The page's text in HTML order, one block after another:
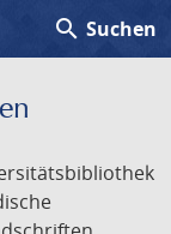
search Suchen